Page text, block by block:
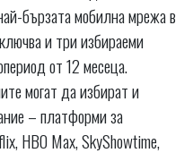
бързата мобилна мрежа в
и три избираеми
от 12 месеца.
могат да избират и
– платформи за
HBO Max, SkyShowtime,